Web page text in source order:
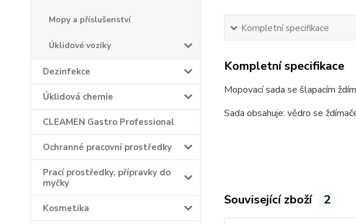
Mopy a příslušenství
Úklidové vozíky
Dezinfekce
Úklidová chemie
CLEAMEN Gastro Professional
Ochranné pracovní prostředky
Prací prostředky, přípravky do
myčky
Kosmetika
Kompletní specifikace
Kompletní specifikace
Mopovací sada se šlapacím
Sada obsahuje: vědro se
Související zboží 2